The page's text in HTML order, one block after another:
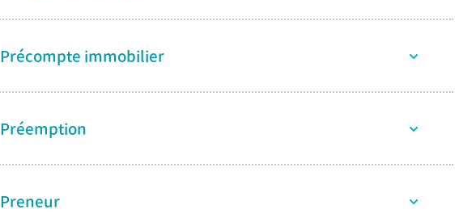
Précompte immobilier
Préemption
Preneur